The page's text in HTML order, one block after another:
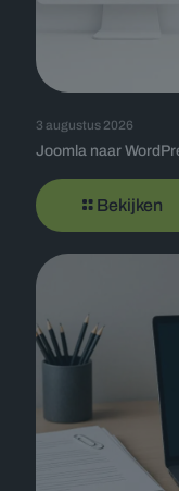
3 augustus 2026
Joomla naar
Bekijken